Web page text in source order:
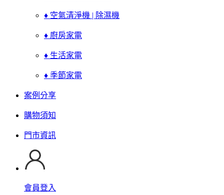
♦ 空氣清淨機 | 除濕機
♦ 廚房家電
♦ 生活家電
♦ 季節家電
案例分享
購物須知
門市資訊
會員登入